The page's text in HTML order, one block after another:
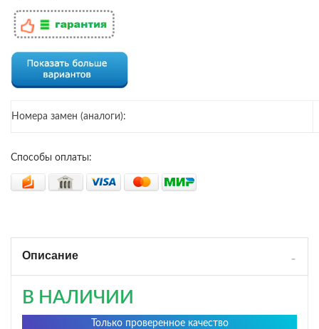
Номера замен (аналоги):
Способы оплаты:
Описание
В НАЛИЧИИ
Только проверенное качество